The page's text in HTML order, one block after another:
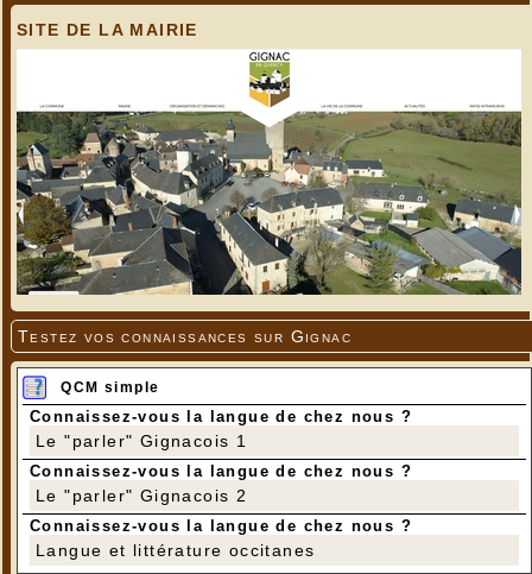
SITE DE LA MAIRIE
Testez vos connaissances sur Gignac
QCM simple
Connaissez-vous la langue de chez nous ?
Le "parler" Gignacois 1
Connaissez-vous la langue de chez nous ?
Le "parler" Gignacois 2
Connaissez-vous la langue de chez nous ?
Langue et littérature occitanes